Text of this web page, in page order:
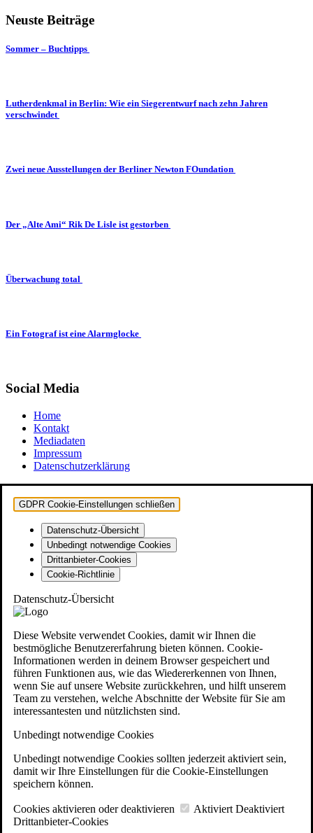
Neuste Beiträge
Sommer – Buchtipps
Lutherdenkmal in Berlin: Wie ein Siegerentwurf nach zehn Jahren
verschwindet
Zwei neue Ausstellungen der Berliner Newton FOundation
Der „Alte Ami“ Rik De Lisle ist gestorben
Überwachung total
Ein Fotograf ist eine Alarmglocke
Social Media
Home
Kontakt
Mediadaten
Impressum
Datenschutzerklärung
GDPR Cookie-Einstellungen schließen
Datenschutz-Übersicht
Unbedingt notwendige Cookies
Drittanbieter-Cookies
Cookie-Richtlinie
Datenschutz-Übersicht
Diese Website verwendet Cookies, damit wir Ihnen die
bestmögliche Benutzererfahrung bieten können. Cookie-
Informationen werden in deinem Browser gespeichert und
führen Funktionen aus, wie das Wiedererkennen von Ihnen,
wenn Sie auf unsere Website zurückkehren, und hilft unserem
Team zu verstehen, welche Abschnitte der Website für Sie am
interessantesten und nützlichsten sind.
Unbedingt notwendige Cookies
Unbedingt notwendige Cookies sollten jederzeit aktiviert sein,
damit wir Ihre Einstellungen für die Cookie-Einstellungen
speichern können.
Cookies aktivieren oder deaktivieren Aktiviert Deaktiviert
Drittanbieter-Cookies